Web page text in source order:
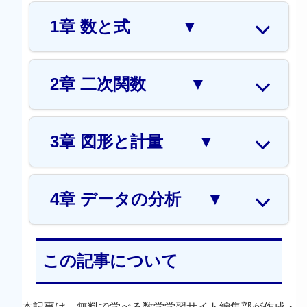
1章 数と式 ▼
2章 二次関数 ▼
3章 図形と計量 ▼
4章 データの分析 ▼
この記事について